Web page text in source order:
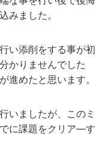
みました。
い添削をする事が初
かりませんでした
進めたと思います。
いましたが、このミ
に課題をクリア―す